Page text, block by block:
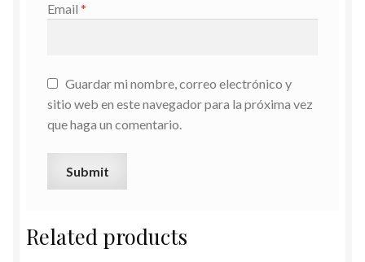
Email *
Guardar mi nombre, correo electrónico y
sitio web en este navegador para la próxima vez
que haga un comentario.
Related products